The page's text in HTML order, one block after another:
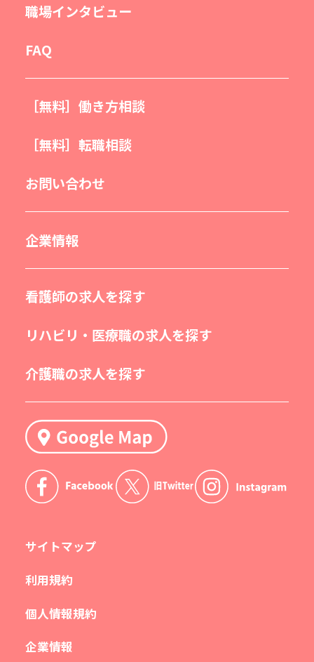
職場インタビュー
FAQ
［無料］働き方相談
［無料］転職相談
お問い合わせ
企業情報
看護師の求人を探す
リハビリ・医療職の求人を探す
介護職の求人を探す
サイトマップ
利用規約
個人情報規約
企業情報